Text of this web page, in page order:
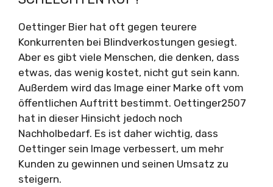
Oettinger Bier hat oft gegen teurere
Konkurrenten bei Blindverkostungen gesiegt.
Aber es gibt viele Menschen, die denken, dass
etwas, das wenig kostet, nicht gut sein kann.
Außerdem wird das Image einer Marke oft vom
öffentlichen Auftritt bestimmt. Oettinger2507
hat in dieser Hinsicht jedoch noch
Nachholbedarf. Es ist daher wichtig, dass
Oettinger sein Image verbessert, um mehr
Kunden zu gewinnen und seinen Umsatz zu
steigern.